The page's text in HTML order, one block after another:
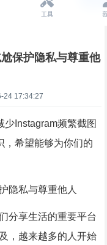
保护隐私与尊重他
24 17:34:27
Instagram频繁截图
，希望能够为你们的
隐私与尊重他人
分享生活的重要平台
，越来越多的人开始